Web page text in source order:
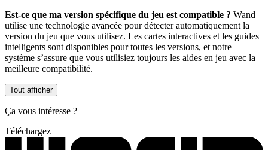
Est-ce que ma version spécifique du jeu est compatible ? Wand
utilise une technologie avancée pour détecter automatiquement la
version du jeu que vous utilisez. Les cartes interactives et les guides
intelligents sont disponibles pour toutes les versions, et notre
système s’assure que vous utilisiez toujours les aides en jeu avec la
meilleure compatibilité.
Tout afficher
Ça vous intéresse ?
Téléchargez